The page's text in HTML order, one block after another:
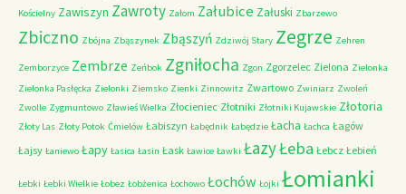
Kościelny Zawiszyn Zawroty Załom Załubice Załuski Zbarzewo
Zbiczno Zbójna Zbąszynek Zbąszyń Zdziwój Stary Zegrze Zehren
Zemborzyce Zembrze Zeńbok Zgniłocha Zgon Zgorzelec Zielona Zielonka
Zielonka Pasłęcka Zielonki Ziemsko Zienki Zinnowitz Zwartowo Zwiniarz Zwoleń
Zwolle Zygmuntowo Zławieś Wielka Złocieniec Złotniki Złotniki Kujawskie Złotoria
Złoty Las Złoty Potok Ćmielów Łabiszyn Łabędnik Łabędzie Łacha Łachca Łagów
Łajsy Łaniewo Łapy Łasica Łasin Łask Ławice Ławki ŁazyŁeba Łebcz Łebień
Łebki Łebki Wielkie Łobez Łobżenica Łochowo Łochów Łojki Łomianki